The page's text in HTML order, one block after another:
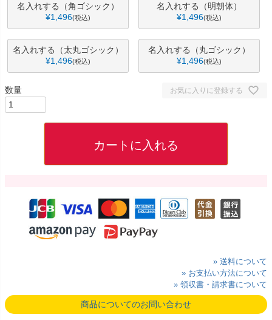
名入れする（角ゴシック）
¥1,496 税込
名入れする（明朝体）
¥1,496 税込
名入れする（太丸ゴシック）
¥1,496 税込
名入れする（丸ゴシック）
¥1,496 税込
お気に入りに登録する
カートに入れる
» 送料について
» お支払い方法について
» 領収書・請求書について
商品についてのお問い合わせ